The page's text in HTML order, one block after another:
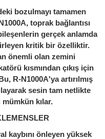
bozulmayı tamamen
toprak bağlantısı
gerçek anlamda
kritik bir özelliktir.
önemli olan zemini
kısmından çıkış için
R-N1000A'ya artırılmış
sesin tam netlikte
kılar.
kaybını önleyen yüksek